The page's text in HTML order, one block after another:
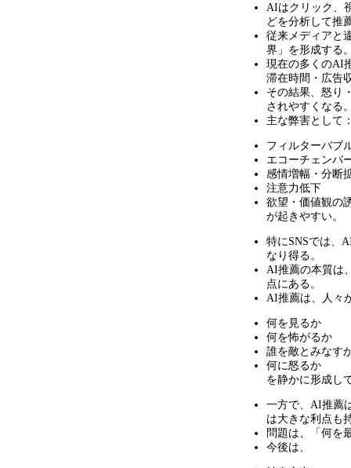
AIはクリック、
どを分析して推
従来メディアと
界」を形成する
現在の多くのAI
滞在時間・広告
その結果、怒り
されやすくなる
主な弊害として
フィルターバブ
エコーチェンバ
感情増幅・分断
注意力低下
欲望・価値観の
が起きやすい。
特にSNSでは、
なり得る。
AI推薦の本質は
点にある。
AI推薦は、人々
何を見るか
何を怖がるか
誰を敵とみなす
何に怒るか
を静かに形成し
一方で、AI推薦
は大きな利点も
問題は、「何を
今後は、